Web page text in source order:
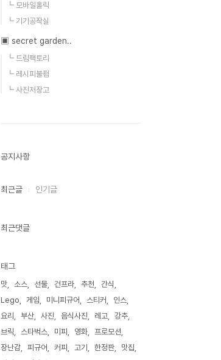
┗ 모바일홀릭
┗ 기기공작실
▣ secret garden..
┗ 드림팩토리
┗ 레시피불펌
┗ 사진저장고
공지사항
최근글 인기글
최근댓글
태그
맛 소스 선물 건프라 추천
간식
Lego
게임 미니피규어 스티커
인스
요리
부산 사진 음식사진 레고
강추
브릭
스타벅스 미피 영화
프로모션
장난감
피규어 커피 고기 한정판
맛집